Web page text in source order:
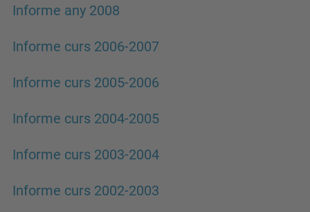
Informe any 2008
Informe curs 2006-2007
Informe curs 2005-2006
Informe curs 2004-2005
Informe curs 2003-2004
Informe curs 2002-2003